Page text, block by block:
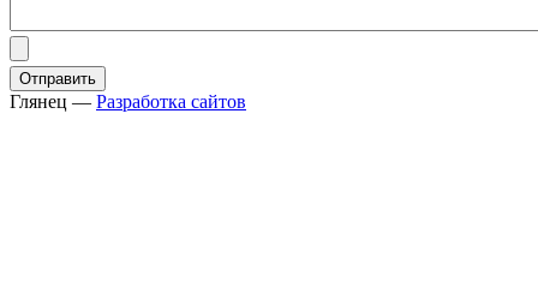
Глянец — Разработка сайтов